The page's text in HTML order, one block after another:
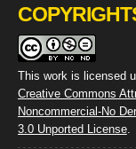
This work is licensed
Creative Commons
Noncommercial-No
3.0 Unported License.